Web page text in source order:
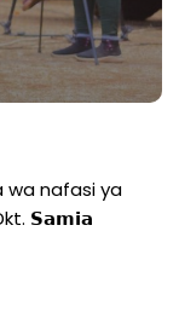
wa nafasi ya
𝗦𝗮𝗺𝗶𝗮